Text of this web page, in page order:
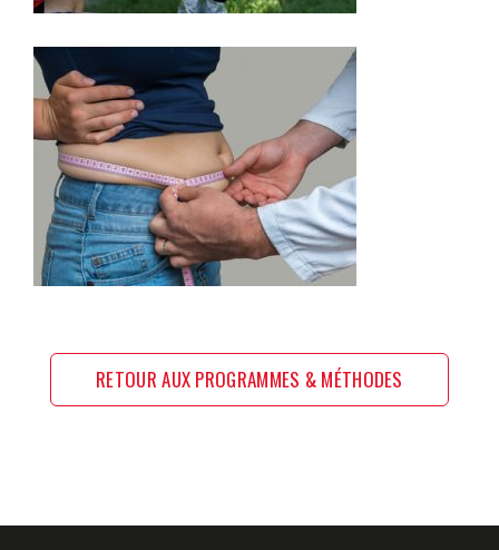
PERTE DE POIDS
RETOUR AUX PROGRAMMES & MÉTHODES